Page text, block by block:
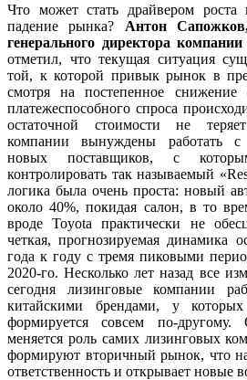
Что может стать драйвером роста
падение рынка? Антон
генерального директора
отметил, что текущая ситуация
той, к которой привык рынок в
смотря на постепенное снижение
платежеспособного спроса
остаточной стоимости не
компании вынуждены работать с
новых поставщиков, с
контролировать так называемый
логика была очень проста: новый
около 40%, покидая салон, в то
вроде Toyota практически не
четкая, прогнозируемая динамика
года к году с тремя пиковыми
2020-го. Несколько лет назад все
сегодня лизинговые компании
китайскими брендами, у которых
формируется совсем по-
меняется роль самих лизинговых
формируют вторичный рынок, что
ответственность и открывает новые